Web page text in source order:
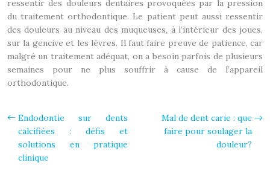
ressentir des douleurs dentaires provoquées par la pression
du traitement orthodontique. Le patient peut aussi ressentir
des douleurs au niveau des muqueuses, à l’intérieur des joues,
sur la gencive et les lèvres. Il faut faire preuve de patience, car
malgré un traitement adéquat, on a besoin parfois de plusieurs
semaines pour ne plus souffrir à cause de l’appareil
orthodontique.
Endodontie sur dents
calcifiées : défis et
solutions en pratique
clinique
Mal de dent carie : que
faire pour soulager la
douleur?